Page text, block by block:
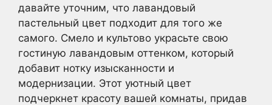
давайте уточним, что лавандовый
пастельный цвет подходит для того же
самого. Смело и культово украсьте свою
гостиную лавандовым оттенком, который
добавит нотку изысканности и
модернизации. Этот уютный цвет
подчеркнет красоту вашей комнаты, придав